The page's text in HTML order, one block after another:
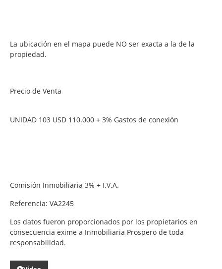
La ubicación en el mapa puede NO ser exacta a la de la
propiedad.
Precio de Venta
UNIDAD 103 USD 110.000 + 3% Gastos de conexión
Comisión Inmobiliaria 3% + I.V.A.
Referencia: VA2245
Los datos fueron proporcionados por los propietarios en
consecuencia exime a Inmobiliaria Prospero de toda
responsabilidad.